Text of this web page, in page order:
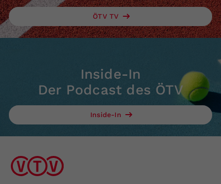
ÖTV TV
Inside-In
Der Podcast des ÖTV
Inside-In